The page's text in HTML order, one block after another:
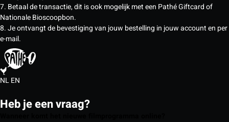
7. Betaal de transactie, dit is ook mogelijk met een Pathé Giftcard of
Nationale Bioscoopbon.
8. Je ontvangt de bevestiging van jouw bestelling in jouw account en per
e-mail.
NLEN
Heb je een vraag?